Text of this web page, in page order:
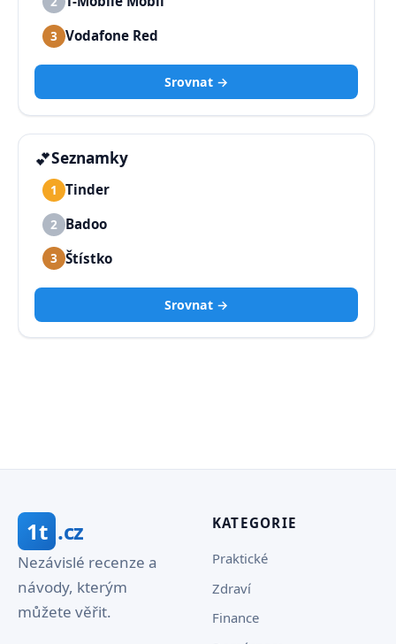
3 Vodafone Red
Srovnat →
💕Seznamky
1 Tinder
2 Badoo
3 Štístko
Srovnat →
1t .cz
Nezávislé recenze a
návody, kterým
můžete věřit.
KATEGORIE
Praktické
Zdraví
Finance